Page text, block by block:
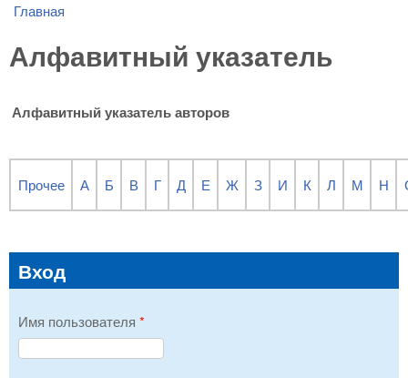
You are here
Главная
Алфавитный указатель
Алфавитный указатель авторов
Прочее А Б В Г Д Е Ж З И К Л М Н
Вход
Имя пользователя *